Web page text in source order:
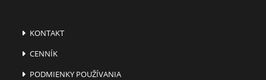
KONTAKT
CENNÍK
PODMIENKY POUŽÍVANIA